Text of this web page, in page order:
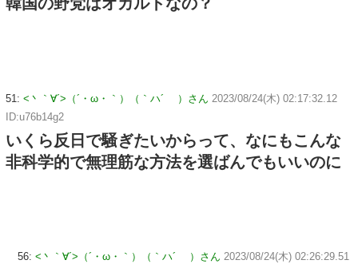
51: <丶｀∀´>（´・ω・｀）（｀ハ´ ）さん 2023/08/24(木) 02:17:32.12
ID:u76b14g2
いくら反日で騒ぎたいからって、なにもこんな
非科学的で無理筋な方法を選ばんでもいいのに
56: <丶｀∀´>（´・ω・｀）（｀ハ´ ）さん 2023/08/24(木) 02:26:29.51